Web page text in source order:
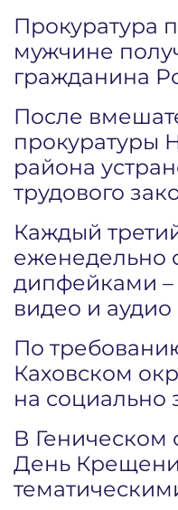
Прокуратура
мужчине
гражданина
После
прокуратуры
района
трудового
Каждый
еженедельно
дипфейками
видео и аудио
По
Каховском
на социально
В Геническом
День